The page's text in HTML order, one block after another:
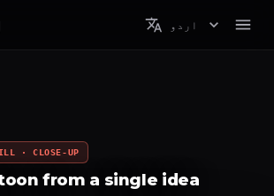
اردو
· CLOSE-UP
from a single idea